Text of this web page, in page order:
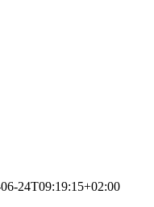
24T09:19:15+02:00